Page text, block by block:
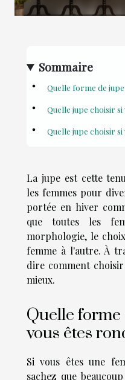
Sommaire
Quelle forme de
Quelle jupe choisir si
Quelle jupe choisir si
La jupe est cette
les femmes pour
portée en hiver
que toutes les
morphologie, le
femme à l'autre. À
dire comment
mieux.
Quelle
vous êtes
Si vous êtes une
sachez que